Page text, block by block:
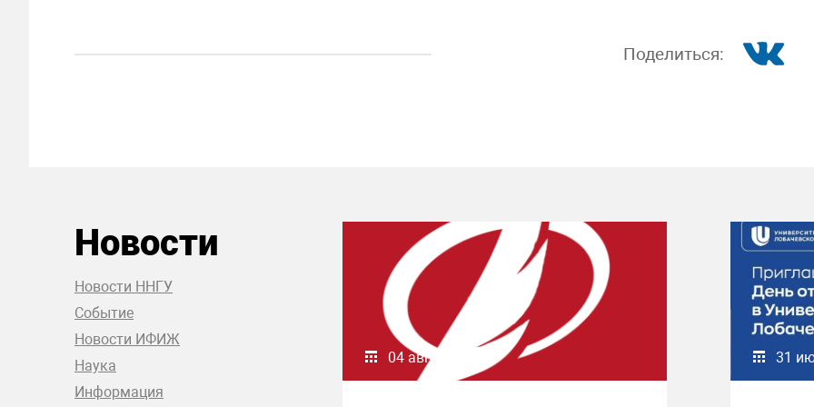
Поделиться:
Новости
Новости ННГУ
Событие
Новости ИФИЖ
Наука
Информация
04 августа 2026 31